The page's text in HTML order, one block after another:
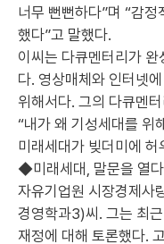
너무 뻔뻔하다”며 “감
했다”고 말했다.
이씨는 다큐멘터리가 완
다. 영상매체와 인터넷
위해서다. 그의 다큐멘
“내가 왜 기성세대를 위
미래세대가 빚더미에
◆미래세대, 말문을 열다
자유기업원 시장경제사
경영학과3)씨. 그는 최
재정에 대해 토론했다.